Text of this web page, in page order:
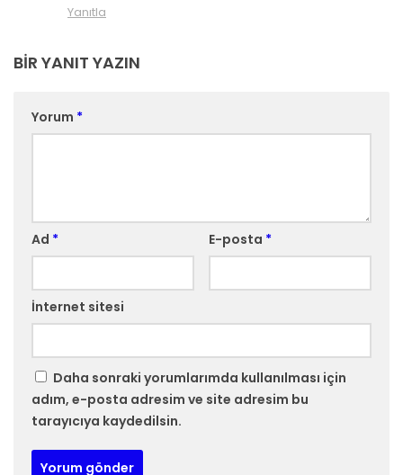
Yanıtla
BIR YANIT YAZIN
Yorum *
Ad * E-posta *
İnternet sitesi
Daha sonraki yorumlarımda kullanılması için
adım, e-posta adresim ve site adresim bu
tarayıcıya kaydedilsin.